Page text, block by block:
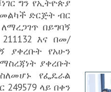
ግን የኢትዮጵያ
ድርጅት ብር
ለማረጋገጥ በይግባኝ
እና በመ/
ያቀረቡት የአሁን
ያቀረቡት
የፌዴራል
ላይ በቀን